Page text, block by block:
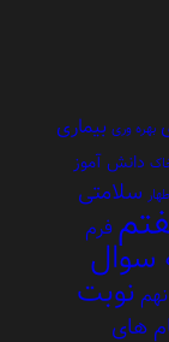
بهره وری بیماری
دانش آموز
سلامتی
فرم
سوال
نهم نوبت
های